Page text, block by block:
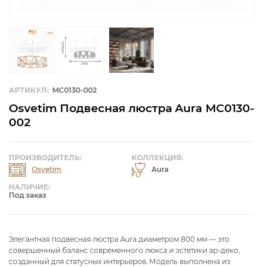
АРТИКУЛ: MC0130-002
Osvetim Подвесная люстра Aura MC0130-
002
НАЛИЧИЕ:
Под заказ
КОЛЛЕКЦИЯ:
Aura
ПРОИЗВОДИТЕЛЬ:
Osvetim
Элегантная подвесная люстра Aura диаметром 800 мм — это
совершенный баланс современного люкса и эстетики ар-деко,
созданный для статусных интерьеров. Модель выполнена из